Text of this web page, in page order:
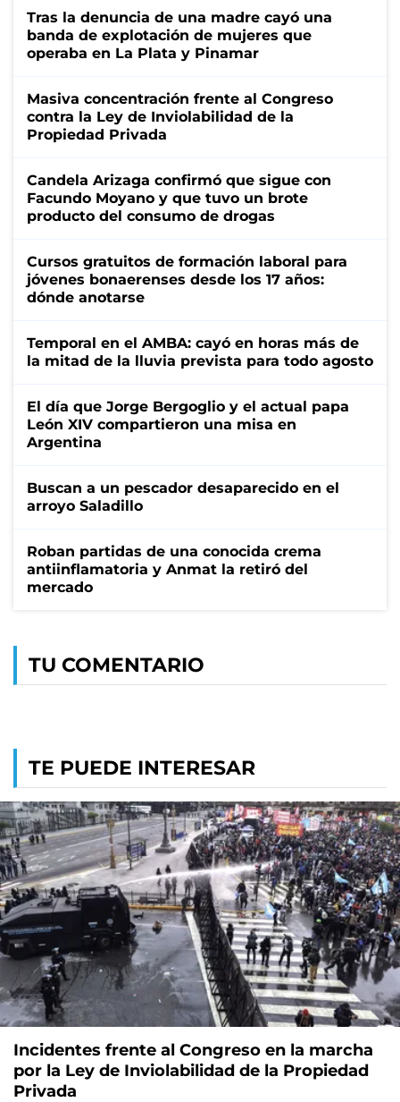
Tras la denuncia de una madre cayó una
banda de explotación de mujeres que
operaba en La Plata y Pinamar
Masiva concentración frente al Congreso
contra la Ley de Inviolabilidad de la
Propiedad Privada
Candela Arizaga confirmó que sigue con
Facundo Moyano y que tuvo un brote
producto del consumo de drogas
Cursos gratuitos de formación laboral para
jóvenes bonaerenses desde los 17 años:
dónde anotarse
Temporal en el AMBA: cayó en horas más de
la mitad de la lluvia prevista para todo agosto
El día que Jorge Bergoglio y el actual papa
León XIV compartieron una misa en
Argentina
Buscan a un pescador desaparecido en el
arroyo Saladillo
Roban partidas de una conocida crema
antiinflamatoria y Anmat la retiró del
mercado
TU COMENTARIO
TE PUEDE INTERESAR
Incidentes frente al Congreso en la marcha
por la Ley de Inviolabilidad de la Propiedad
Privada